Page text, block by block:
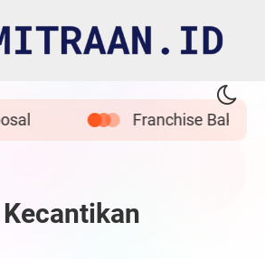
Franchise Bakso